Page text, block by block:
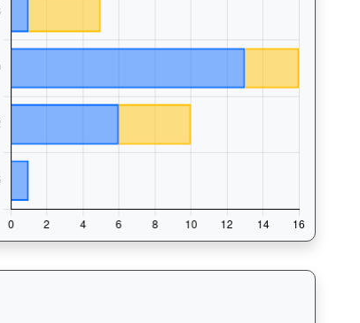
包括日期、名次、場地、路程、騎師
E447）— 傷患紀錄：查看馬匹完整的獸醫